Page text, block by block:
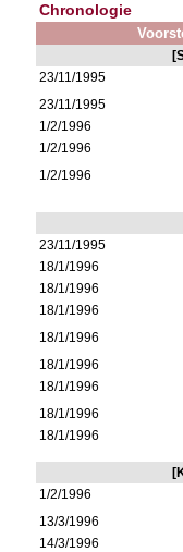
Chronologie
23/11/1995
23/11/1995
1/2/1996
1/2/1996
1/2/1996
23/11/1995
18/1/1996
18/1/1996
18/1/1996
18/1/1996
18/1/1996
18/1/1996
18/1/1996
18/1/1996
1/2/1996
13/3/1996
14/3/1996